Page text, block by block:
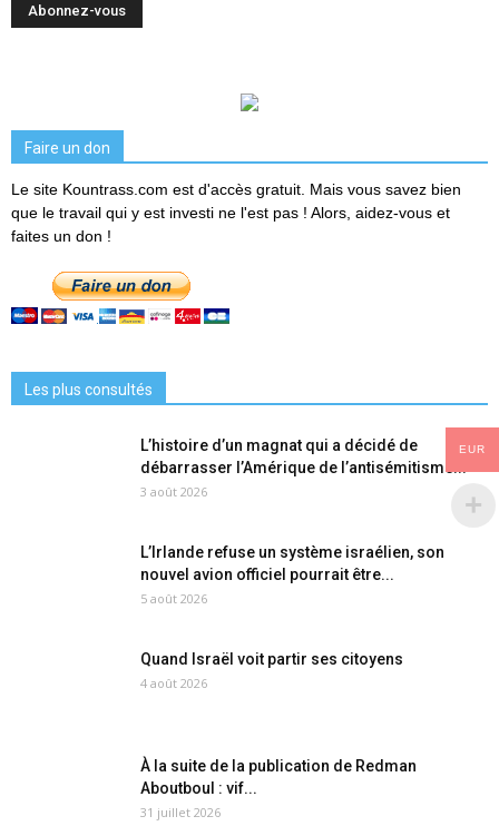
Faire un don
Le site Kountrass.com est d'accès gratuit. Mais vous savez bien
que le travail qui y est investi ne l'est pas ! Alors, aidez-vous et
faites un don !
Les plus consultés
L’histoire d’un magnat qui a décidé de
débarrasser l’Amérique de l’antisémitisme...
3 août 2026
L’Irlande refuse un système israélien, son
nouvel avion officiel pourrait être...
5 août 2026
Quand Israël voit partir ses citoyens
4 août 2026
À la suite de la publication de Redman
Aboutboul : vif...
31 juillet 2026
EUR